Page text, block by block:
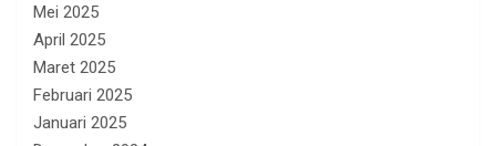
Mei 2025
April 2025
Maret 2025
Februari 2025
Januari 2025